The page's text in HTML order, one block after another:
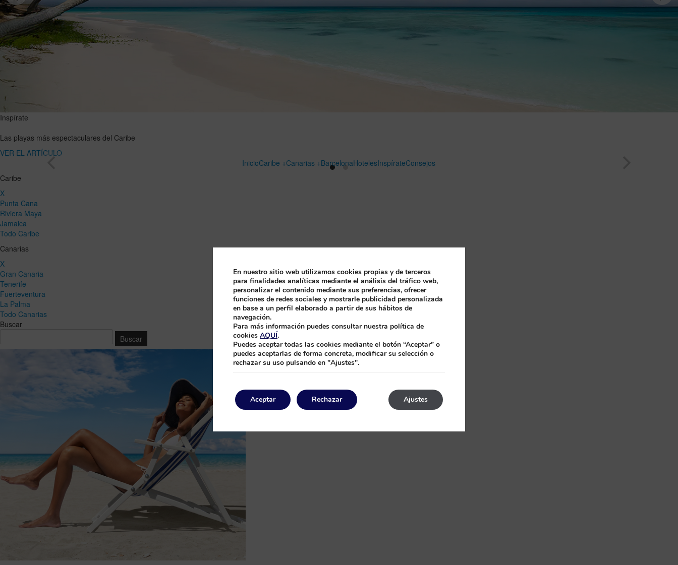
Inspírate
Las playas más espectaculares del Caribe
VER EL ARTÍCULO
InicioCaribe +Canarias +BarcelonaHotelesInspírateConsejos
Caribe
X
Punta Cana
Riviera Maya
Jamaica
Todo Caribe
Canarias
X
Gran Canaria
Tenerife
Fuerteventura
La Palma
Todo Canarias
Buscar
En nuestro sitio web utilizamos cookies propias y de terceros
para finalidades analíticas mediante el análisis del tráfico web,
personalizar el contenido mediante sus preferencias, ofrecer
funciones de redes sociales y mostrarle publicidad personalizada
en base a un perfil elaborado a partir de sus hábitos de
navegación.
Para más información puedes consultar nuestra política de
cookies AQUÍ.
Puedes aceptar todas las cookies mediante el botón “Aceptar” o
puedes aceptarlas de forma concreta, modificar su selección o
rechazar su uso pulsando en "Ajustes".
Aceptar Ajustes
Rechazar